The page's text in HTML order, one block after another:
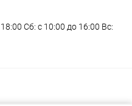
Сб: с 10:00 до 16:00 Вс: